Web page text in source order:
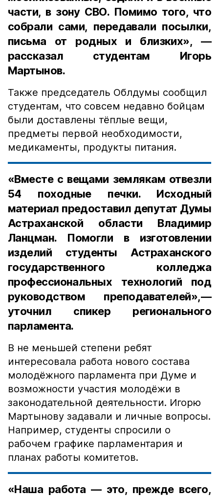
части, в зону СВО. Помимо того, что
собрали сами, передавали посылки,
письма от родных и близких», —
рассказал студентам Игорь
Мартынов.
Также председатель Облдумы сообщил
студентам, что совсем недавно бойцам
были доставлены тёплые вещи,
предметы первой необходимости,
медикаменты, продукты питания.
«Вместе с вещами землякам отвезли
54 походные печки. Исходный
материал предоставил депутат Думы
Астраханской области Владимир
Ланцман. Помогли в изготовлении
изделий студенты Астраханского
государственного колледжа
профессиональных технологий под
руководством преподавателей»,—
уточнил спикер регионального
парламента.
В не меньшей степени ребят
интересовала работа нового состава
молодёжного парламента при Думе и
возможности участия молодёжи в
законодательной деятельности. Игорю
Мартынову задавали и личные вопросы.
Например, студенты спросили о
рабочем графике парламентария и
планах работы комитетов.
«Наша работа — это, прежде всего,